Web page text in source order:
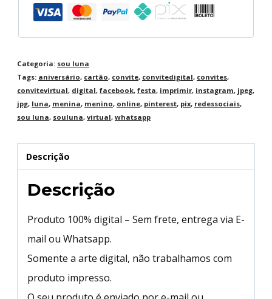
Categoria: sou luna
Tags: aniversário, cartão, convite, convitedigital, convites,
convitevirtual, digital, facebook, festa, imprimir, instagram, jpeg,
jpg, luna, menina, menino, online, pinterest, pix, redessociais,
sou luna, souluna, virtual, whatsapp
Descrição
Descrição
Produto 100% digital – Sem frete, entrega via E-
mail ou Whatsapp.
Somente a arte digital, não trabalhamos com
produto impresso.